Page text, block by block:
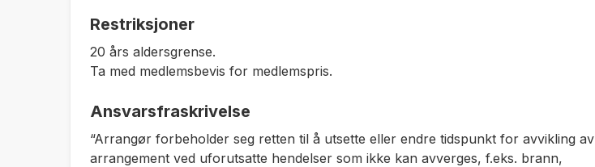
Restriksjoner
20 års aldersgrense.
Ta med medlemsbevis for medlemspris.
Ansvarsfraskrivelse
“Arrangør forbeholder seg retten til å utsette eller endre tidspunkt for avvikling av
arrangement ved uforutsatte hendelser som ikke kan avverges, f.eks. brann,